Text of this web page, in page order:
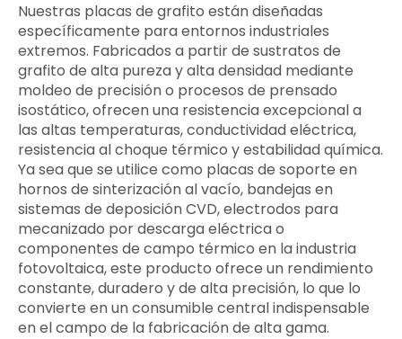
Nuestras placas de grafito están diseñadas
específicamente para entornos industriales
extremos. Fabricados a partir de sustratos de
grafito de alta pureza y alta densidad mediante
moldeo de precisión o procesos de prensado
isostático, ofrecen una resistencia excepcional a
las altas temperaturas, conductividad eléctrica,
resistencia al choque térmico y estabilidad química.
Ya sea que se utilice como placas de soporte en
hornos de sinterización al vacío, bandejas en
sistemas de deposición CVD, electrodos para
mecanizado por descarga eléctrica o
componentes de campo térmico en la industria
fotovoltaica, este producto ofrece un rendimiento
constante, duradero y de alta precisión, lo que lo
convierte en un consumible central indispensable
en el campo de la fabricación de alta gama.